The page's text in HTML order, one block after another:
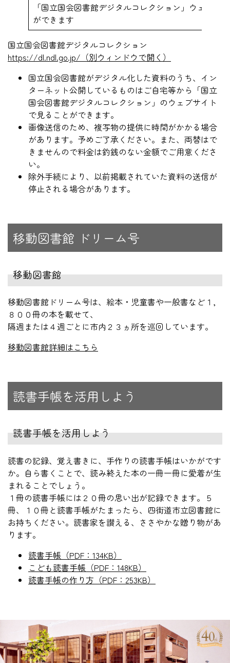
「国立国会図書館デジタルコレクション」ウェブ
ができます
国立国会図書館デジタルコレクション
https://dl.ndl.go.jp/（別ウィンドウで開く）
国立国会図書館がデジタル化した資料のうち、イン
ターネット公開しているものはご自宅等から「国立
国会図書館デジタルコレクション」のウェブサイト
で見ることができます。
画像送信のため、複写物の提供に時間がかかる場合
があります。予めご了承ください。また、両替はで
きませんので料金は釣銭のない金額でご用意くださ
い。
除外手続により、以前掲載されていた資料の送信が
停止される場合があります。
移動図書館 ドリーム号
移動図書館
移動図書館ドリーム号は、絵本・児童書や一般書など１,
８００冊の本を載せて、
隔週または４週ごとに市内２３ヵ所を巡回しています。
移動図書館詳細はこちら
読書手帳を活用しよう
読書手帳を活用しよう
読書の記録、覚え書きに、手作りの読書手帳はいかがです
か。自ら書くことで、読み終えた本の一冊一冊に愛着が生
まれることでしょう。
１冊の読書手帳には２０冊の思い出が記録できます。５
冊、１０冊と読書手帳がたまったら、四街道市立図書館に
お持ちください。読書家を讃える、ささやかな贈り物があ
ります。
読書手帳（PDF：134KB）
こども読書手帳（PDF：148KB）
読書手帳の作り方（PDF：253KB）